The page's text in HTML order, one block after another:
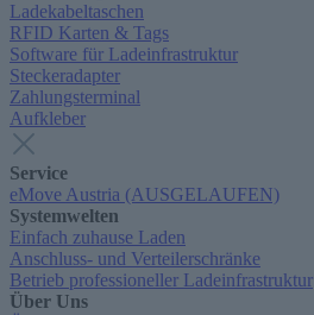
Ladekabeltaschen
RFID Karten & Tags
Software für Ladeinfrastruktur
Steckeradapter
Zahlungsterminal
Aufkleber
Service
eMove Austria (AUSGELAUFEN)
Systemwelten
Einfach zuhause Laden
Anschluss- und Verteilerschränke
Betrieb professioneller Ladeinfrastruktur
Über Uns